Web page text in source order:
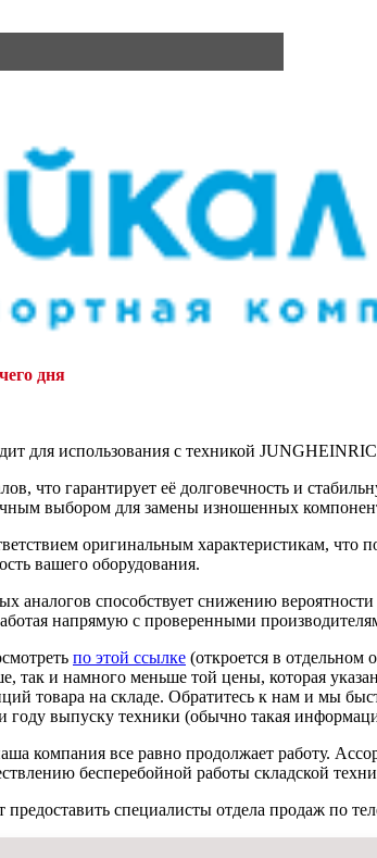
дня
для использования с техникой
что гарантирует её долговечность и
выбором для замены изношенных
оригинальным характеристикам, что
вашего оборудования.
аналогов способствует снижению
напрямую с проверенными
по этой ссылке (откроется в отдельном
так и намного меньше той цены, которая
товара на складе. Обратитесь к нам и мы
выпуску техники (обычно такая
компания все равно продолжает работу.
бесперебойной работы складской
специалисты отдела продаж по